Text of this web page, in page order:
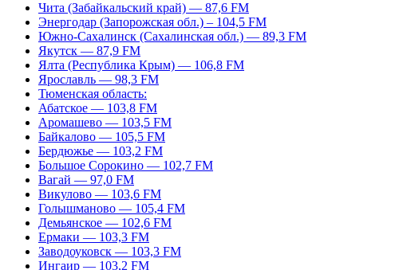
Чита (Забайкальский край) — 87,6 FM
Энергодар (Запорожская обл.) – 104,5 FM
Южно-Сахалинск (Сахалинская обл.) — 89,3 FM
Якутск — 87,9 FM
Ялта (Республика Крым) — 106,8 FM
Ярославль — 98,3 FM
Тюменская область:
Абатское — 103,8 FM
Аромашево — 103,5 FM
Байкалово — 105,5 FM
Бердюжье — 103,2 FM
Большое Сорокино — 102,7 FM
Вагай — 97,0 FM
Викулово — 103,6 FM
Голышманово — 105,4 FM
Демьянское — 102,6 FM
Ермаки — 103,3 FM
Заводоуковск — 103,3 FM
Ингаир — 103,2 FM